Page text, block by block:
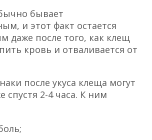
бывает
и этот факт остается
даже после того, как клещ
кровь и отваливается от
после укуса клеща могут
спустя 2-4 часа. К ним